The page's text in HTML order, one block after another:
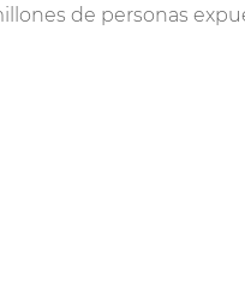
de personas